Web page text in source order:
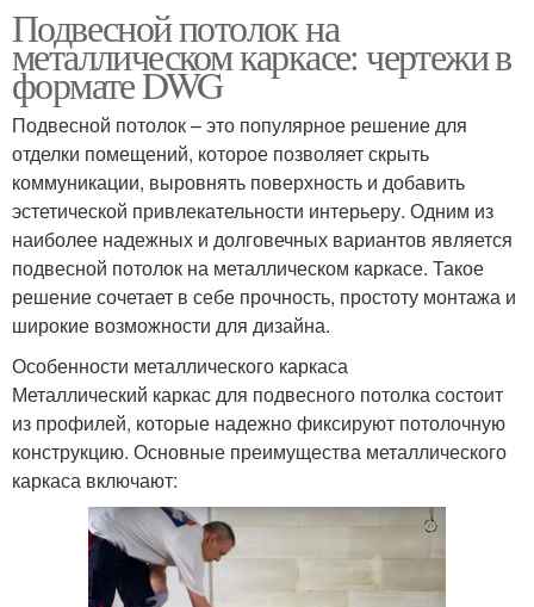
Подвесной потолок на
металлическом каркасе: чертежи в
формате DWG
Подвесной потолок – это популярное решение для
отделки помещений, которое позволяет скрыть
коммуникации, выровнять поверхность и добавить
эстетической привлекательности интерьеру. Одним из
наиболее надежных и долговечных вариантов является
подвесной потолок на металлическом каркасе. Такое
решение сочетает в себе прочность, простоту монтажа и
широкие возможности для дизайна.
Особенности металлического каркаса
Металлический каркас для подвесного потолка состоит
из профилей, которые надежно фиксируют потолочную
конструкцию. Основные преимущества металлического
каркаса включают: